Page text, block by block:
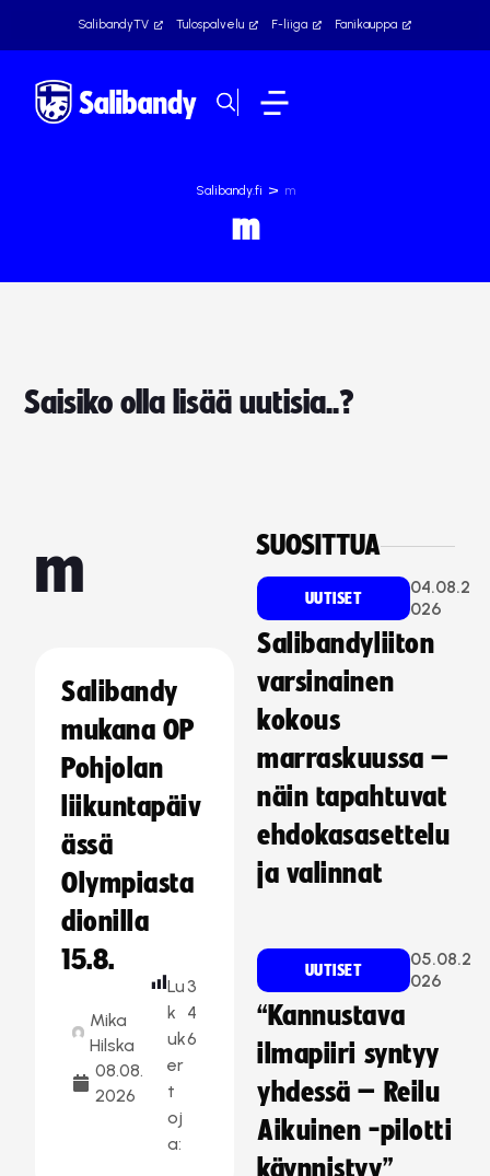
SalibandyTV Tulospalvelu F-liiga Fanikauppa
Salibandy.fi > m
m
Saisiko olla lisää uutisia..?
m
Salibandy
mukana OP
Pohjolan
liikuntapäiv
ässä
Olympiasta
dionilla
15.8.
Mika
Hilska
08.08.
2026
Lu
k
uk
er
t
oj
a:
3
4
6
SUOSITTUA
UUTISET
04.08.2
026
Salibandyliiton
varsinainen
kokous
marraskuussa –
näin tapahtuvat
ehdokasasettelu
ja valinnat
UUTISET
05.08.2
026
“Kannustava
ilmapiiri syntyy
yhdessä – Reilu
Aikuinen -pilotti
käynnistyy”